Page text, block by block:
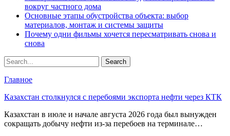
вокруг частного дома
Основные этапы обустройства объекта: выбор
материалов, монтаж и системы защиты
Почему одни фильмы хочется пересматривать снова и
снова
Главное
Казахстан столкнулся с перебоями экспорта нефти через КТК
Казахстан в июле и начале августа 2026 года был вынужден
сокращать добычу нефти из-за перебоев на терминале…